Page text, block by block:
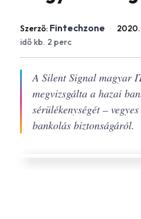
Szerző: Fintechzone ·
idő kb. 2 perc
A Silent Signal magyar
megvizsgálta a hazai
sérülékenységét –
bankolás biztonságáról.